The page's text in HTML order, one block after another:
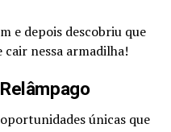
e depois descobriu que
nessa armadilha!
únicas que